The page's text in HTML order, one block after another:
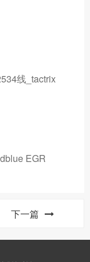
线_tactrix
EGR
下一篇